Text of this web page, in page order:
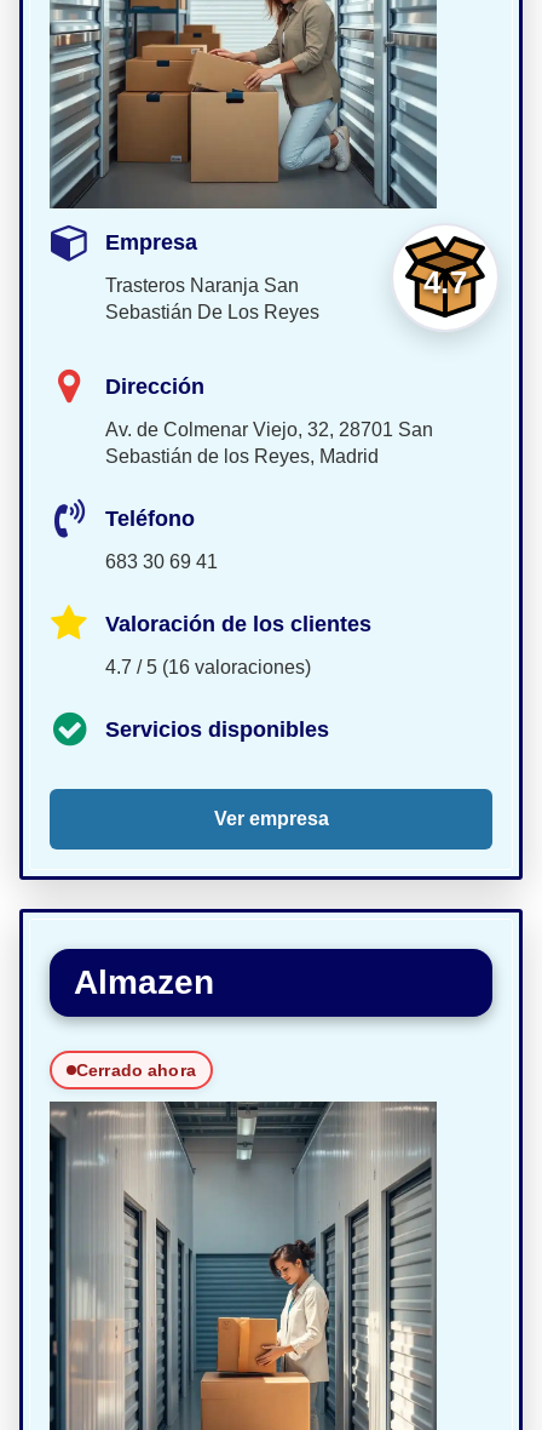
4.7
Empresa
Trasteros Naranja San
Sebastián De Los Reyes
Dirección
Av. de Colmenar Viejo, 32, 28701 San
Sebastián de los Reyes, Madrid
Teléfono
683 30 69 41
Valoración de los clientes
4.7 / 5 (16 valoraciones)
Servicios disponibles
Ver empresa
Almazen
Cerrado ahora